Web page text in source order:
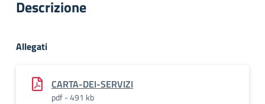
Descrizione
Allegati
CARTA-DEI-SERVIZI
pdf - 491 kb